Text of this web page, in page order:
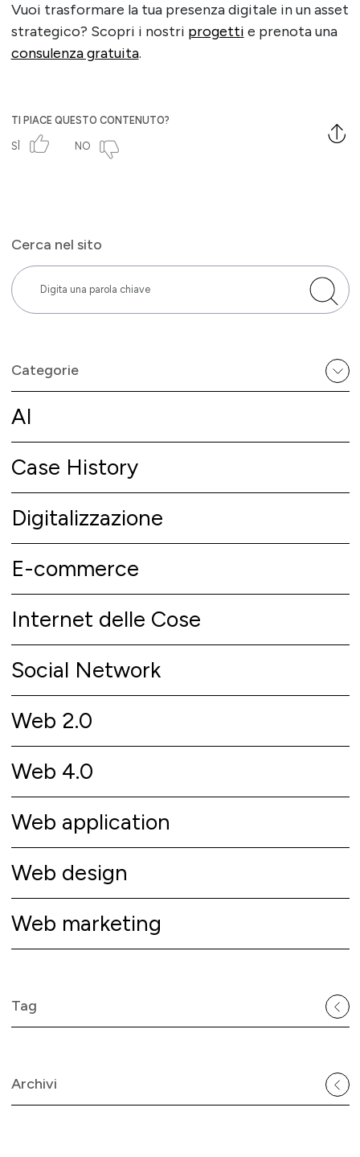
Cerca nel sito
Categorie
AI
Case History
Digitalizzazione
E-commerce
Internet delle Cose
Social Network
Web 2.0
Web 4.0
Web application
Web design
Web marketing
Tag
Archivi
Vuoi trasformare la tua presenza digitale in un asset
strategico? Scopri i nostri progetti e prenota una
consulenza gratuita.
TI PIACE QUESTO CONTENUTO?
SÌ NO